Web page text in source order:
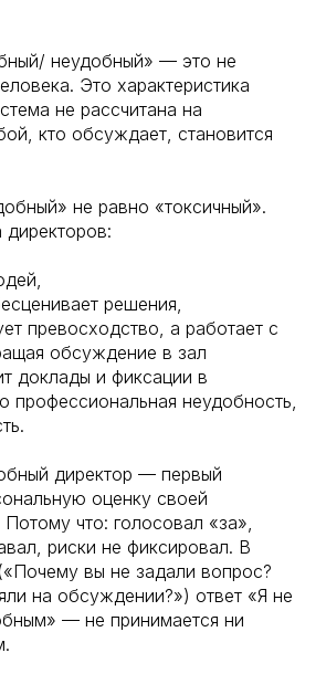
неудобный» — это не
Это характеристика
не рассчитана на
кто обсуждает, становится
не равно «токсичный».
директоров:
решения,
превосходство, а работает с
обсуждение в зал
доклады и фиксации в
профессиональная неудобность,
директор — первый
оценку своей
Потому что: голосовал «за»,
риски не фиксировал. В
вы не задали вопрос?
на обсуждении?») ответ «Я не
— не принимается ни